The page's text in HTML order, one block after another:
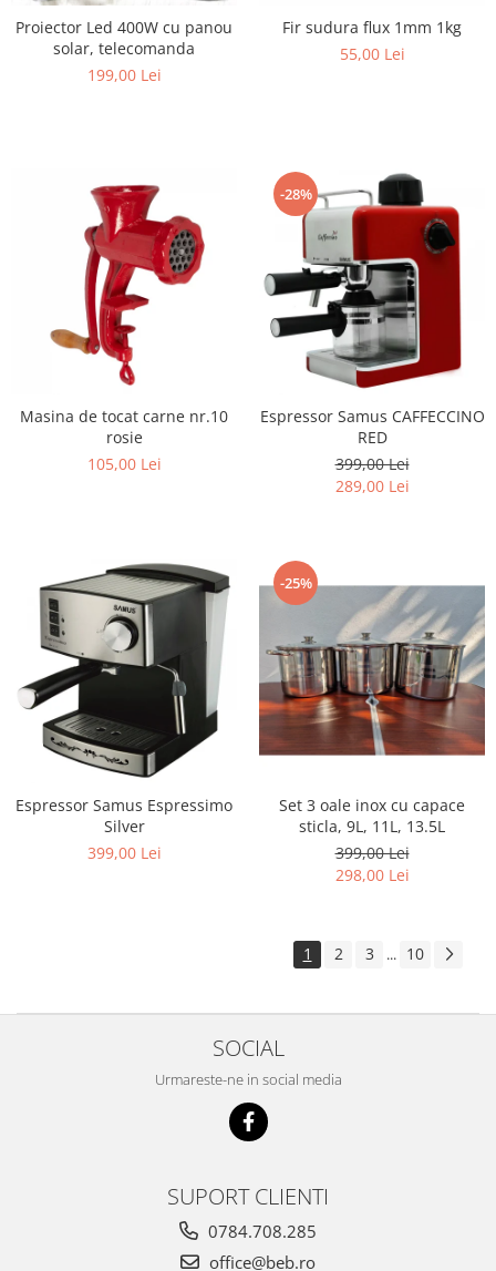
Proiector Led 400W cu panou
solar, telecomanda
199,00 Lei
Fir sudura flux 1mm 1kg
55,00 Lei
Masina de tocat carne nr.10
rosie
105,00 Lei
-28%
Espressor Samus CAFFECCINO
RED
399,00 Lei
289,00 Lei
Espressor Samus Espressimo
Silver
399,00 Lei
-25%
Set 3 oale inox cu capace
sticla, 9L, 11L, 13.5L
399,00 Lei
298,00 Lei
1 2 3 ... 10
SOCIAL
Urmareste-ne in social media
SUPORT CLIENTI
0784.708.285
office@beb.ro